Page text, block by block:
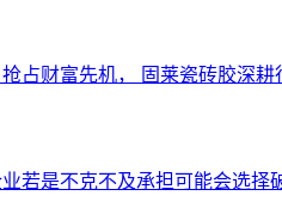
占财富先机， 固莱瓷砖胶深
若是不克不及承担可能会选择